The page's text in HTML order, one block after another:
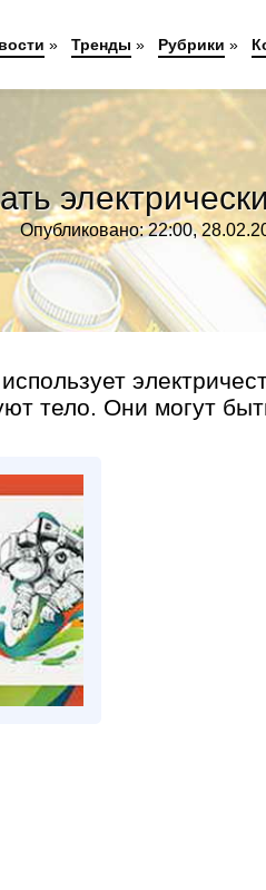
Опубликовано: 22:00,
тело. Они могут
» Тренды » Рубрики »